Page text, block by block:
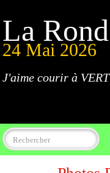
La
24 Mai 2026
J'aime courir à
Accueil